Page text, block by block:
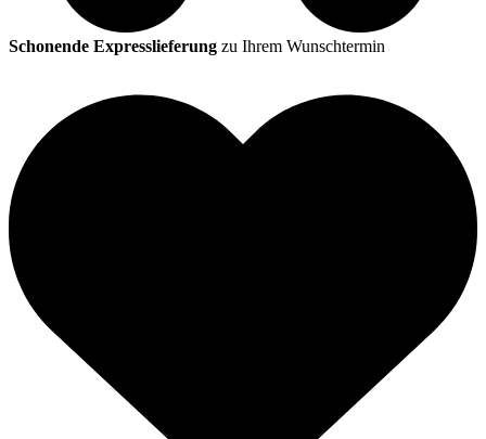
Schonende Expresslieferung zu Ihrem Wunschtermin